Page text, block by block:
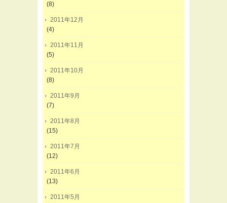
(8)
2011年12月
(4)
2011年11月
(5)
2011年10月
(8)
2011年9月
(7)
2011年8月
(15)
2011年7月
(12)
2011年6月
(13)
2011年5月